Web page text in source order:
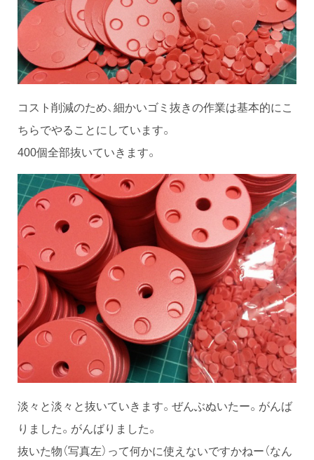
コスト削減のため、細かいゴミ抜きの作業は基本的にこ
ちらでやることにしています。
400個全部抜いていきます。
淡々と淡々と抜いていきます。ぜんぶぬいたー。がんば
りました。がんばりました。
抜いた物（写真左）って何かに使えないですかねー（なん